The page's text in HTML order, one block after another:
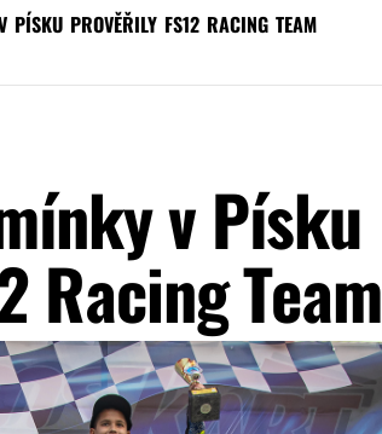
PÍSKU PROVĚŘILY FS12 RACING TEAM
v Písku
Racing Team